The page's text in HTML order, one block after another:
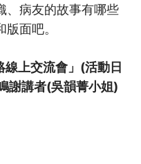
、病友的故事有哪些
面吧。
上交流會」(活動日
謝講者(吳韻菁小姐)